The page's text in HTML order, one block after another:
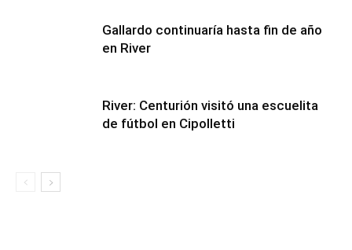
Gallardo continuaría hasta fin de año
en River
River: Centurión visitó una escuelita
de fútbol en Cipolletti